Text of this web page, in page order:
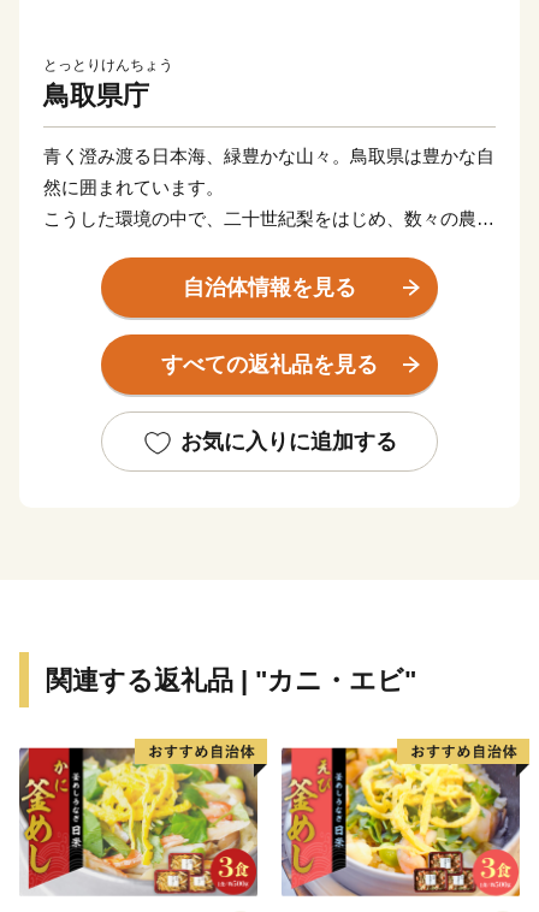
とっとりけんちょう
鳥取県庁
青く澄み渡る日本海、緑豊かな山々。鳥取県は豊かな自
然に囲まれています。
こうした環境の中で、二十世紀梨をはじめ、数々の農産
自然との共生が、氷温技術など独自の新技術を生み、付
加価値の高い産業を支えています。
そして文化の香り高い風土の中で、新しい時代を担う人
材が育っています。
交流があり、環日本海時代の拠点づくりを進めていま
ださい。
～鳥取県での子育てに関する情報～
教育だより「とっとり夢ひろば！」の最新号はこちらか
ら。
https://www.pref.tottori.lg.jp/yumehiroba/
自治体情報を見る
すべての返礼品を見る
お気に入りに追加する
関連する返礼品 | "カニ・エビ"